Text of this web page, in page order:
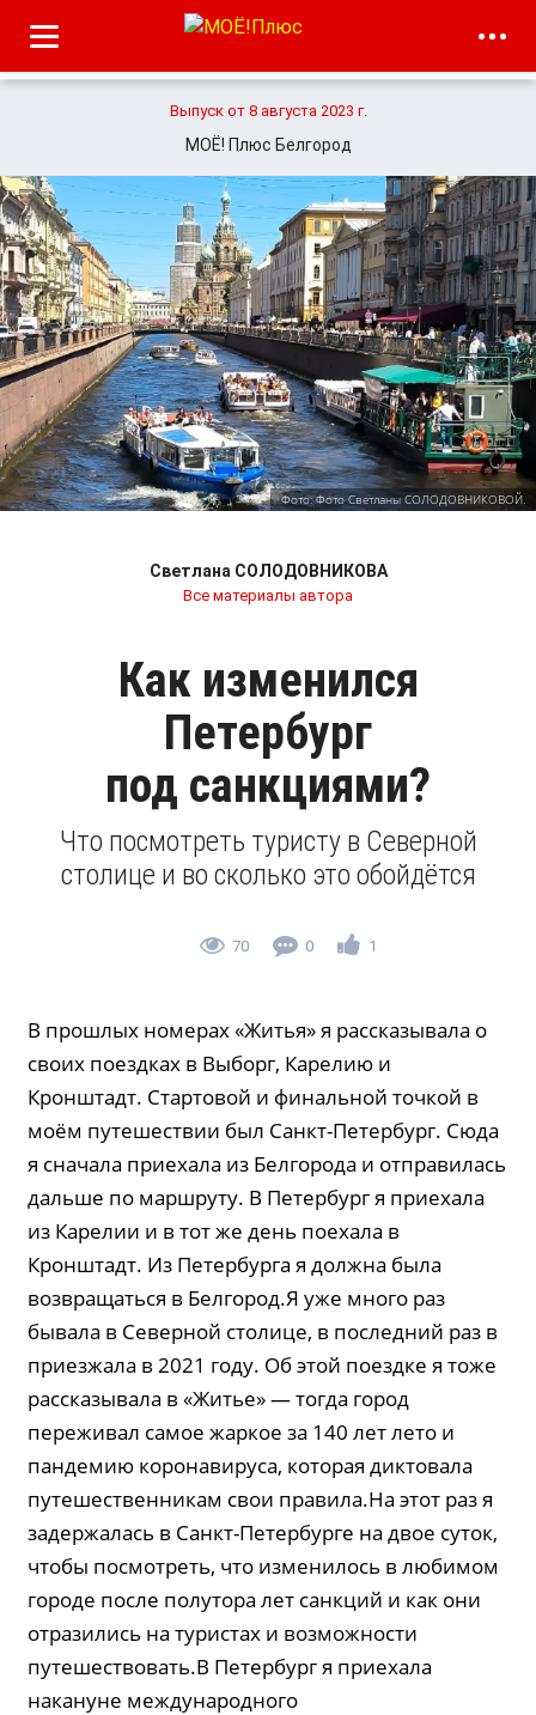
Выпуск от 8 августа 2023 г.
МОЁ! Плюс Белгород
Фото: Фото Светланы СОЛОДОВНИКОВОЙ.
Светлана СОЛОДОВНИКОВА
Все материалы автора
Как изменился
Петербург
под санкциями?
Что посмотреть туристу в Cеверной
столице и во сколько это обойдётся
70 0 1
В прошлых номерах «Житья» я рассказывала о
своих поездках в Выборг, Карелию и
Кронштадт. Стартовой и финальной точкой в
моём путешествии был Санкт-Петербург. Сюда
я сначала приехала из Белгорода и отправилась
дальше по маршруту. В Петербург я приехала
из Карелии и в тот же день поехала в
Кронштадт. Из Петербурга я должна была
возвращаться в Белгород.Я уже много раз
бывала в Cеверной столице, в последний раз в
приезжала в 2021 году. Об этой поездке я тоже
рассказывала в «Житье» — тогда город
переживал самое жаркое за 140 лет лето и
пандемию коронавируса, которая диктовала
путешественникам свои правила.На этот раз я
задержалась в Санкт-Петербурге на двое суток,
чтобы посмотреть, что изменилось в любимом
городе после полутора лет санкций и как они
отразились на туристах и возможности
путешествовать.В Петербург я приехала
накануне международного